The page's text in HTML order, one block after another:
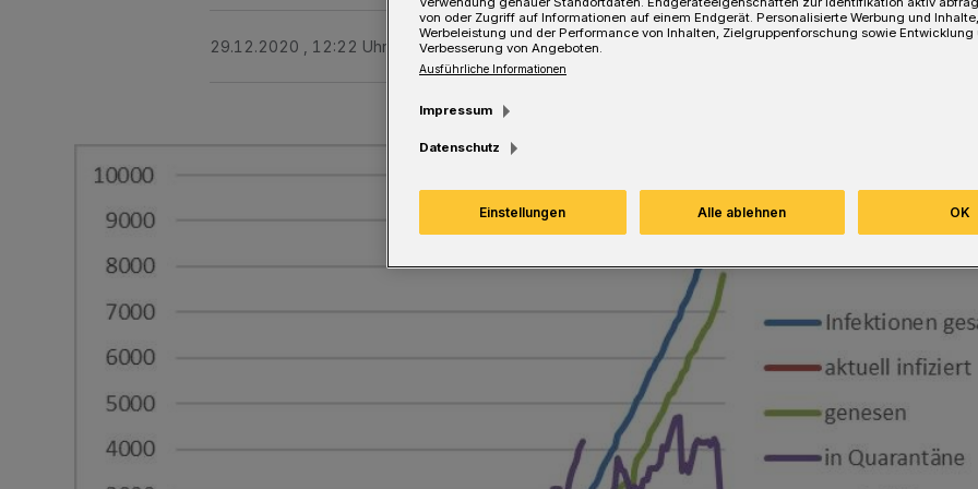
29.12.2020 , 12:22 Uhr Eine Minute Lesezeit
von oder Zugriff auf Informationen auf einem Endgerät. Personalisierte Werbung und
Werbeleistung und der Performance von Inhalten, Zielgruppenforschung sowie Entwicklung
Verbesserung von Angeboten.
Ausführliche Informationen
Impressum
Datenschutz
Einstellungen Alle ablehnen OK